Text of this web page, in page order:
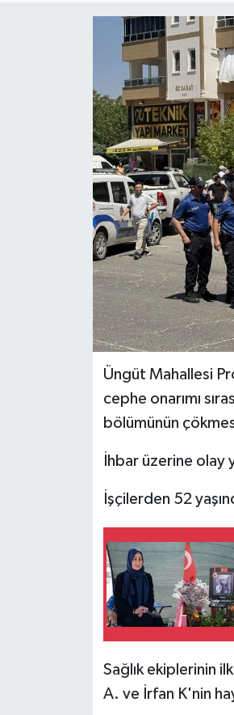
Üngüt Mahallesi
cephe onarımı
bölümünün
İhbar üzerine
İşçilerden 52
Sağlık ekiplerinin
A. ve İrfan K'nin